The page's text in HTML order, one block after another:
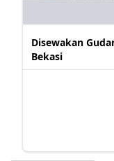
Disewakan
Bekasi